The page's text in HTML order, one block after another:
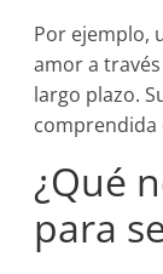
Por ejemplo,
amor a
largo plazo.
comprendida
¿Qué
para